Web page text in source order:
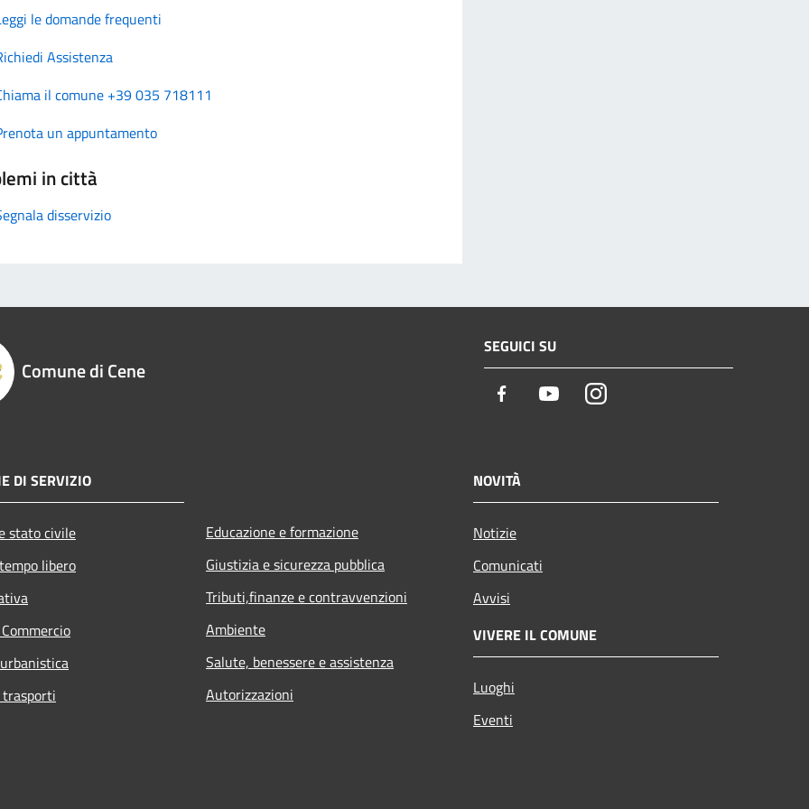
le domande frequenti
Assistenza
il comune +39 035 718111
un appuntamento
in città
disservizio
Comune di Cene
SEGUICI SU
Facebook YoutubeInstagram
DI SERVIZIO
stato civile
libero
Educazione e formazione
Giustizia e sicurezza pubblica
Tributi,finanze e contravvenzioni
Ambiente
Salute, benessere e assistenza
Autorizzazioni
NOVITÀ
Notizie
Comunicati
Avvisi
VIVERE IL COMUNE
Luoghi
Eventi